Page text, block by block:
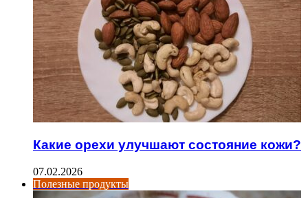
Какие орехи улучшают состояние кожи?
07.02.2026
Полезные продукты